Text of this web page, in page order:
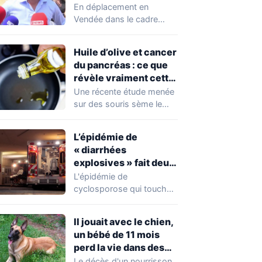
chahuté sur un
campement illégal
En déplacement en
Vendée dans le cadre
occupations…
Huile d’olive et cancer
du pancréas : ce que
révèle vraiment cette
étude avant de
changer vos
Une récente étude menée
sur des souris sème le
L’épidémie de
« diarrhées
explosives » fait deux
premiers morts
L'épidémie de
cyclosporose qui touche
aggravation. Les autorités
sanitaires…
Il jouait avec le chien,
un bébé de 11 mois
perd la vie dans des